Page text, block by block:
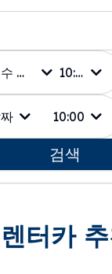
차량 인수 날짜 10:00
10:00
검색
터카